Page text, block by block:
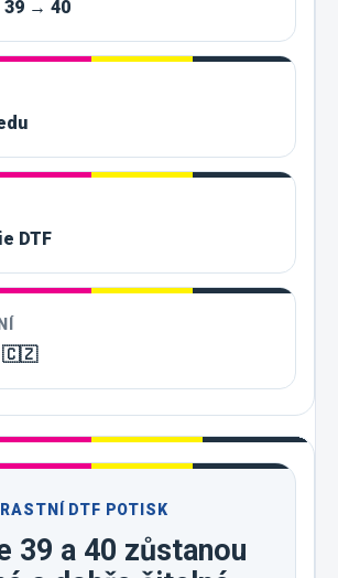
39 → 40
DTF
🇨🇿
DTF POTISK
39 a 40 zůstanou